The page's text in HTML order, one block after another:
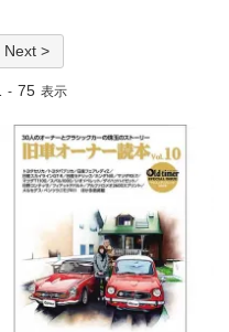
Next >
- 75 表示